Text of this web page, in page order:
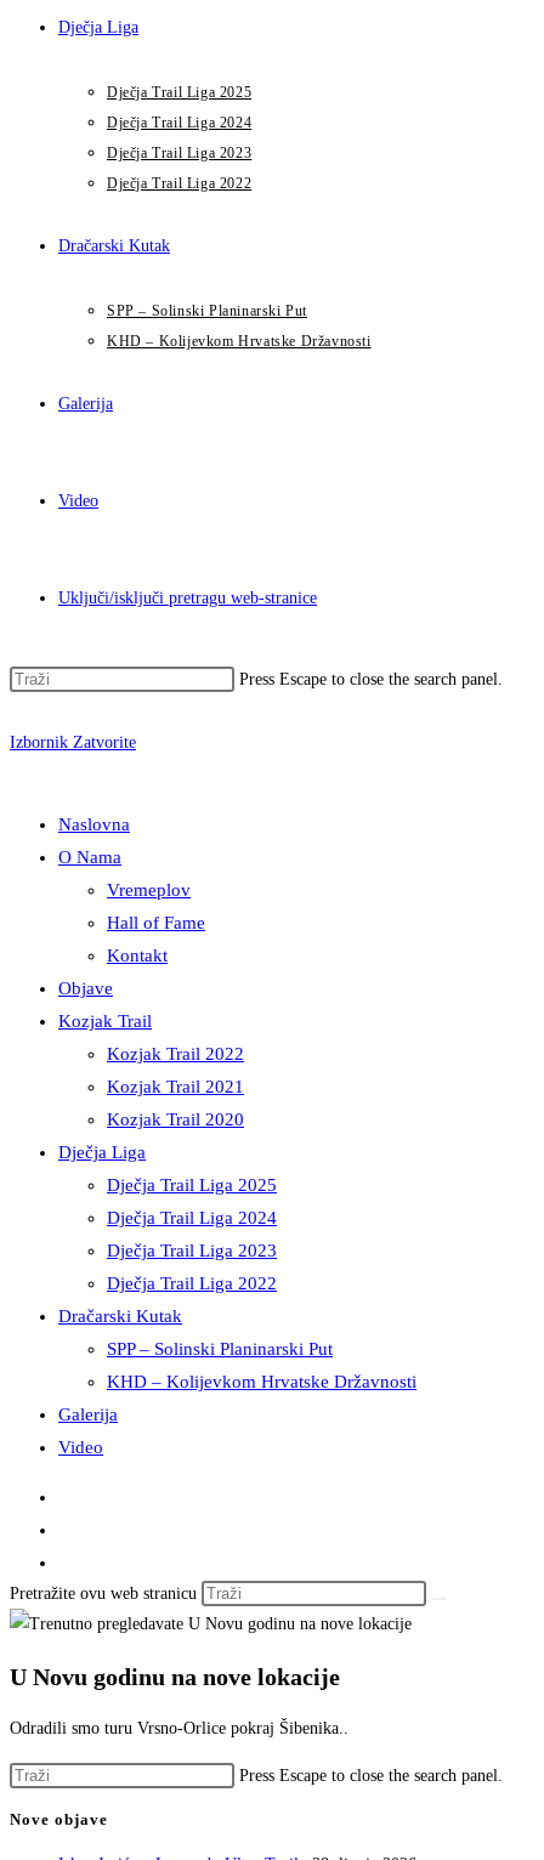
Dječja Liga
Dječja Trail Liga 2025
Dječja Trail Liga 2024
Dječja Trail Liga 2023
Dječja Trail Liga 2022
Dračarski Kutak
SPP – Solinski Planinarski Put
KHD – Kolijevkom Hrvatske Državnosti
Galerija
Video
Uključi/isključi pretragu web-stranice
Press Escape to close the search panel.
Izbornik Zatvorite
Naslovna
O Nama
Vremeplov
Hall of Fame
Kontakt
Objave
Kozjak Trail
Kozjak Trail 2022
Kozjak Trail 2021
Kozjak Trail 2020
Dječja Liga
Dječja Trail Liga 2025
Dječja Trail Liga 2024
Dječja Trail Liga 2023
Dječja Trail Liga 2022
Dračarski Kutak
SPP – Solinski Planinarski Put
KHD – Kolijevkom Hrvatske Državnosti
Galerija
Video
Pretražite ovu web stranicu
U Novu godinu na nove lokacije
Odradili smo turu Vrsno-Orlice pokraj Šibenika..
Press Escape to close the search panel.
Nove objave